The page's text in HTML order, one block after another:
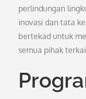
perlindungan
inovasi dan tata
bertekad untuk
semua pihak